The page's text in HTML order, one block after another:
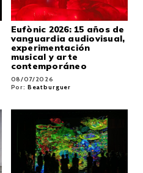
Eufònic 2026: 15 años de
vanguardia audiovisual,
experimentación
musical y arte
contemporáneo
08/07/2026
Por: Beatburguer